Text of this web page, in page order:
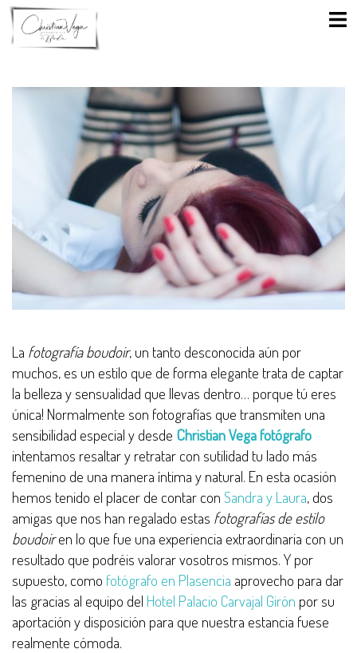
Saltar
contenido
PORCHRISTIAN VEGA
La fotografía boudoir, un tanto desconocida aún por
muchos, es un estilo que de forma elegante trata de captar
la belleza y sensualidad que llevas dentro… porque tú eres
única! Normalmente son fotografías que transmiten una
sensibilidad especial y desde Christian Vega fotógrafo
intentamos resaltar y retratar con sutilidad tu lado más
femenino de una manera íntima y natural. En esta ocasión
hemos tenido el placer de contar con Sandra y Laura, dos
amigas que nos han regalado estas fotografías de estilo
boudoiren lo que fue una experiencia extraordinaria con un
resultado que podréis valorar vosotros mismos. Y por
supuesto, como fotógrafo en Plasencia aprovecho para dar
las gracias al equipo del Hotel Palacio Carvajal Girón por su
aportación y disposición para que nuestra estancia fuese
realmente cómoda.